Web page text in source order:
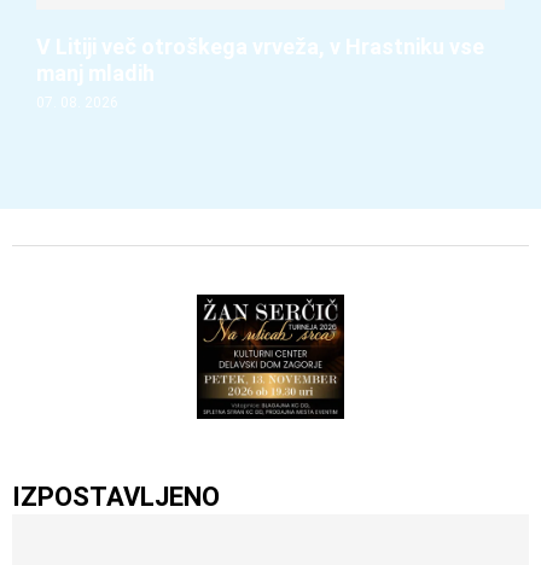
V Litiji več otroškega vrveža, v Hrastniku vse
manj mladih
07. 08. 2026
IZPOSTAVLJENO